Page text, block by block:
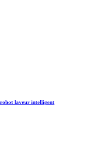
laveur intelligent